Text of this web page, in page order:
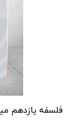
فلسفه یازدهم